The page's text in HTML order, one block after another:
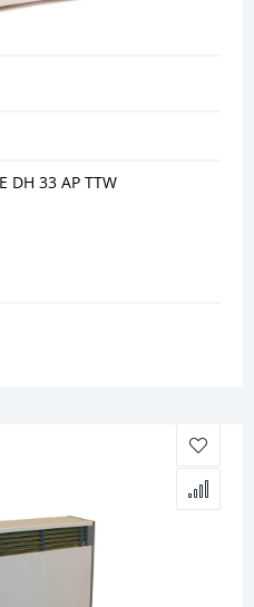
DH 33 AP TTW